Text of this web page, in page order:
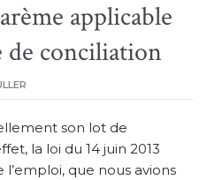
applicable
de conciliation
son lot de
la loi du 14 juin 2013
que nous avions